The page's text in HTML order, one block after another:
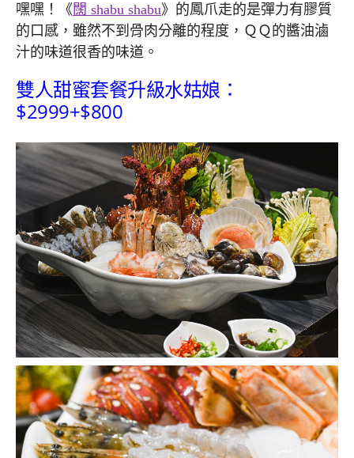
嘿嘿！《闊 shabu shabu》的鳳爪走的是彈力有膠質
的口感，雖然不到骨肉分離的程度，ＱＱ的醬油滷
汁的味道很香的味道。
雙人甜蜜套餐升級水姑娘：
$2999+$800